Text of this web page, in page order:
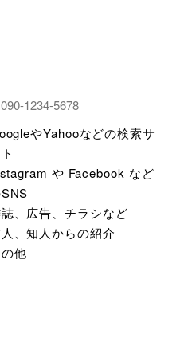
やYahooなどの検索サ
や Facebook など
、広告、チラシなど
、知人からの紹介
他